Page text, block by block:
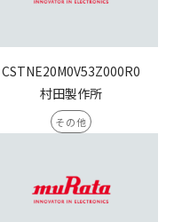
CSTNE20M0V53Z000R0
村田製作所
その他